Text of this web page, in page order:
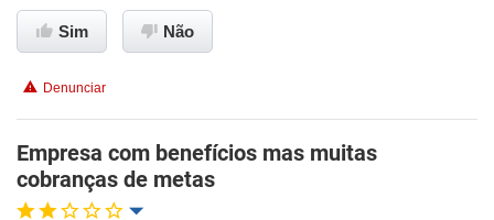
Ambiente de trabalho
Benefícios
Recomenda esta empresa
Recomenda a diretoria
Sim Não
Denunciar
Empresa com benefícios mas muitas
cobranças de metas